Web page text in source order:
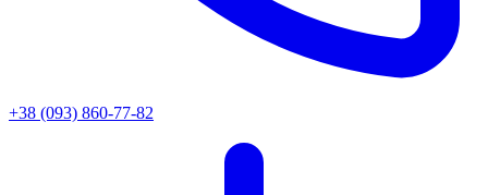
+38 (093) 860-77-82